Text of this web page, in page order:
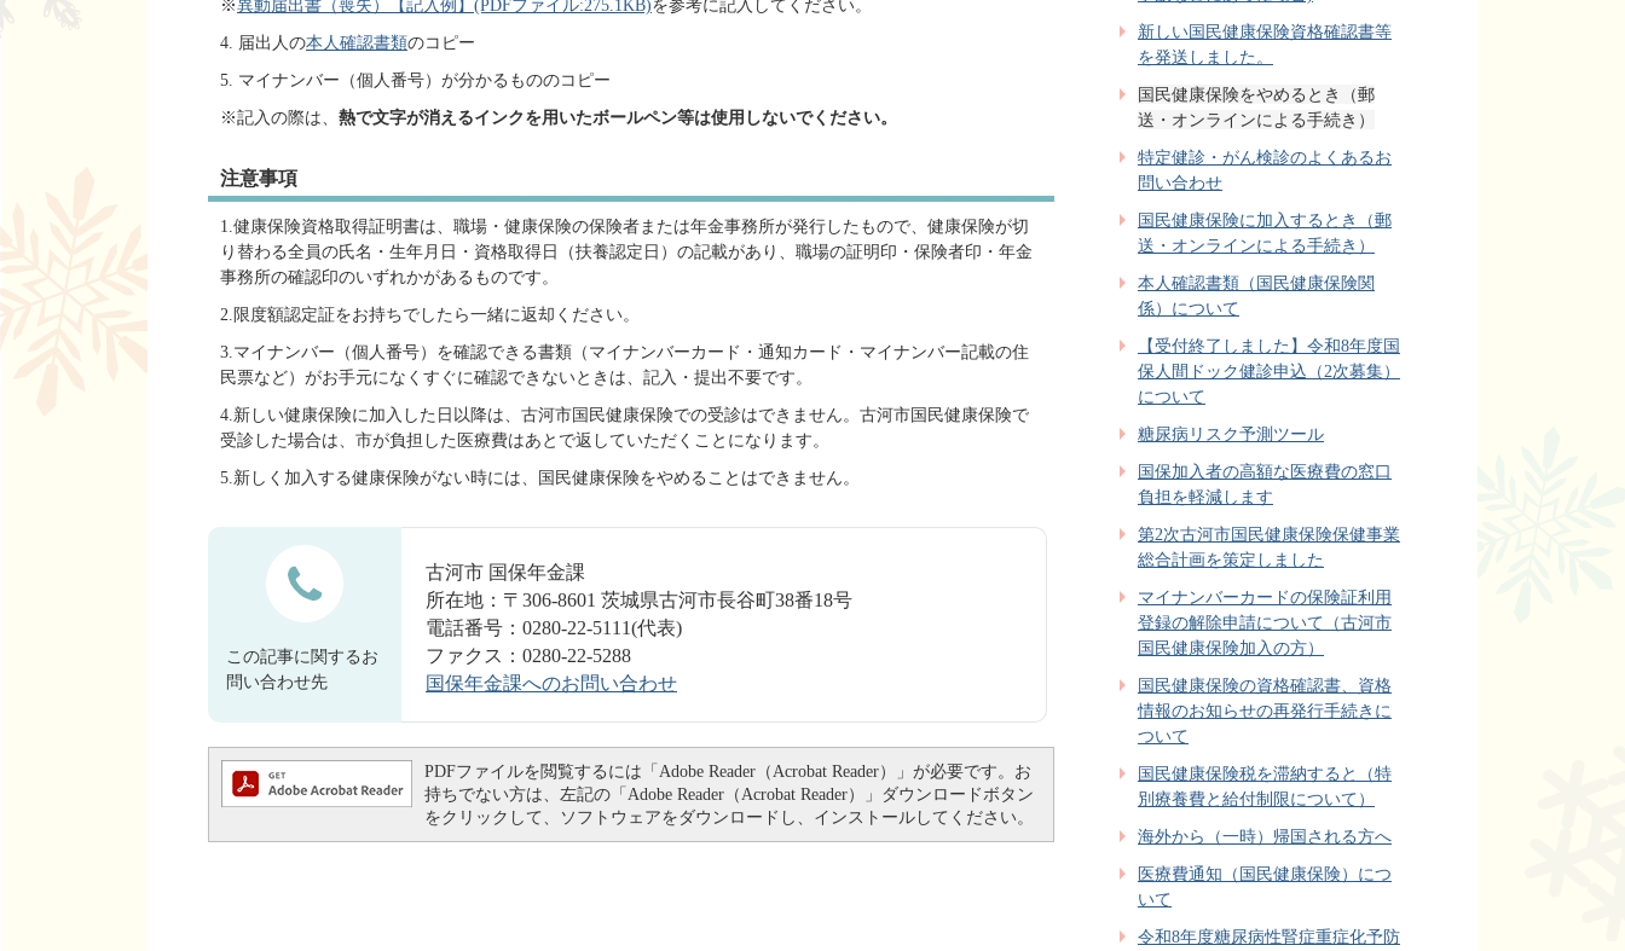
※異動届出書（喪失）【記入例】(PDFファイル:275.1KB)を参考に記入してください。
4. 届出人の本人確認書類のコピー
5. マイナンバー（個人番号）が分かるもののコピー
※記入の際は、 熱で文字が消えるインクを用いたボールペン等は使用しないでください。
注意事項
1.健康保険資格取得証明書は、職場・健康保険の保険者または年金事務所が発行したもので、健康保険が切
り替わる全員の氏名・生年月日・資格取得日（扶養認定日）の記載があり、職場の証明印・保険者印・年金
事務所の確認印のいずれかがあるものです。
2.限度額認定証をお持ちでしたら一緒に返却ください。
3.マイナンバー（個人番号）を確認できる書類（マイナンバーカード・通知カード・マイナンバー記載の住
民票など）がお手元になくすぐに確認できないときは、記入・提出不要です。
4.新しい健康保険に加入した日以降は、古河市国民健康保険での受診はできません。古河市国民健康保険で
受診した場合は、市が負担した医療費はあとで返していただくことになります。
5.新しく加入する健康保険がない時には、国民健康保険をやめることはできません。
この記事に関するお
問い合わせ先
古河市 国保年金課
所在地：〒306-8601 茨城県古河市長谷町38番18号
電話番号：0280-22-5111(代表)
ファクス：0280-22-5288
国保年金課へのお問い合わせ
PDFファイルを閲覧するには「Adobe Reader（Acrobat Reader）」が必要です。お
持ちでない方は、左記の「Adobe Reader（Acrobat Reader）」ダウンロードボタン
をクリックして、ソフトウェアをダウンロードし、インストールしてください。
新しい国民健康保険資格確認書等
を発送しました。
国民健康保険をやめるとき（郵
送・オンラインによる手続き）
特定健診・がん検診のよくあるお
問い合わせ
国民健康保険に加入するとき（郵
送・オンラインによる手続き）
本人確認書類（国民健康保険関
係）について
【受付終了しました】令和8年度国
保人間ドック健診申込（2次募集）
について
糖尿病リスク予測ツール
国保加入者の高額な医療費の窓口
負担を軽減します
第2次古河市国民健康保険保健事業
総合計画を策定しました
マイナンバーカードの保険証利用
登録の解除申請について（古河市
国民健康保険加入の方）
国民健康保険の資格確認書、資格
情報のお知らせの再発行手続きに
ついて
国民健康保険税を滞納すると（特
別療養費と給付制限について）
海外から（一時）帰国される方へ
医療費通知（国民健康保険）につ
いて
令和8年度糖尿病性腎症重症化予防